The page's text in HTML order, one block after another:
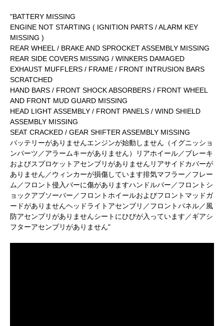
"BATTERY MISSING
ENGINE NOT STARTING ( IGNITION PARTS / ALARM KEY
MISSING )
REAR WHEEL / BRAKE AND SPROCKET ASSEMBLY MISSING
REAR SIDE COVERS MISSING / WINKERS DAMAGED
EXHAUST MUFFLERS / FRAME / FRONT INTRUSION BARS
SCRATCHED
HAND BARS / FRONT SHOCK ABSORBERS / FRONT WHEEL
AND FRONT MUD GUARD MISSING
HEAD LIGHT ASSEMBLY / FRONT PANELS / WIND SHIELD
ASSEMBLY MISSING
SEAT CRACKED / GEAR SHIFTER ASSEMBLY MISSING
バッテリーがありませんエンジンが始動しません（イグニッショ
ンパーツ／アラームキーがありません）リアホイール／ブレーキ
およびスプロケットアセンブリがありませんリアサイドカバーが
ありません／ウィンカーが損傷しています排気マフラー／フレー
ム／フロント侵入バーに傷がありますハンドルバー／フロントシ
ョックアブソーバー／フロントホイールおよびフロントマッドガ
ードがありませんヘッドライトアセンブリ／フロントパネル／風
防アセンブリがありませんシートにひびが入っています／ギアシ
フターアセンブリがありません"